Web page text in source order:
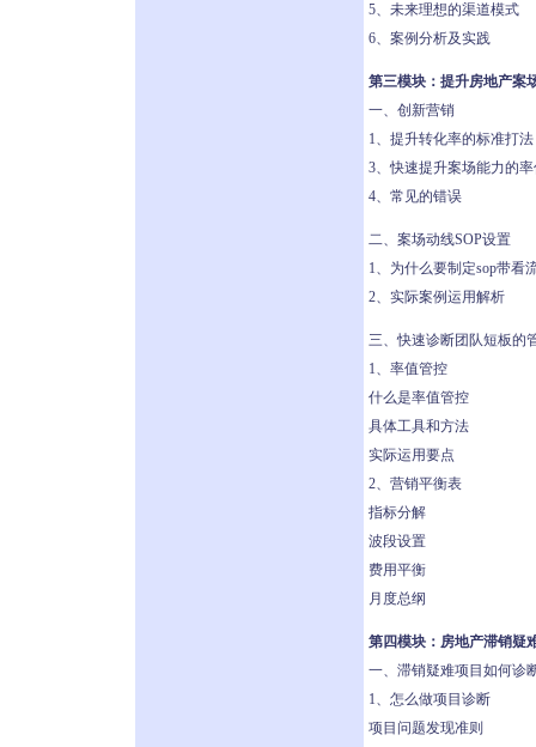
5、未来理想的渠道模式
6、案例分析及实践
第三模块：提升房地产案
一、创新营销
1、提升转化率的标准打法
3、快速提升案场能力的
4、常见的错误
二、案场动线SOP设置
1、为什么要制定sop带看
2、实际案例运用解析
三、快速诊断团队短板的
1、率值管控
什么是率值管控
具体工具和方法
实际运用要点
2、营销平衡表
指标分解
波段设置
费用平衡
月度总纲
第四模块：房地产滞销疑
一、滞销疑难项目如何诊
1、怎么做项目诊断
项目问题发现准则